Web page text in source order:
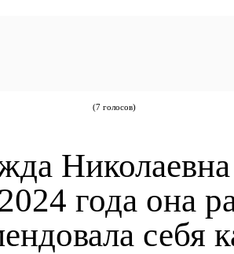
(7 голосов)
года она
себя